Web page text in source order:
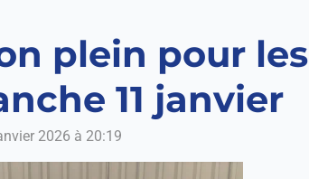
plein pour
11 janvier
2026 à 20:19